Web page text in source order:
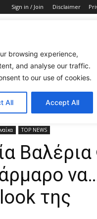
browsing experience,
and analyse our traffic.
to our use of cookies.
All Accept All
Sign in / Join Disclaimer
Η Θελξία Βαλέρια
TOP NEWS
της